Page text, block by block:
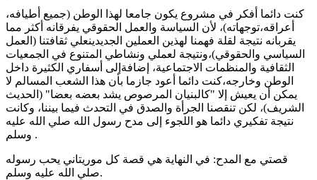
كنت دائما أفكر في مشروع يكون جامعا لهذا الوطن (جميع أطيافه،
أعراقه،توجهاته)، لأن السياسة والعمل الحقوقي يفرقانه أكثر مما
يقربانه نتيجة لقلة فهمنا لهذين العملين الجديدينعلي ثقافتنا (العمل
السياسي والحقوقي)،ونتيجة لعملي ونشاطي المتنوع في الجمعيات
الثقافية والمنظمات الاجتماعية، إضافةإلى أسفاري الكثيرة داخل
الوطن وخارجه،كنت دائما أعود جازما بأن هذا الشعب المسالم لا
يمكن أن يعيش إلا "كالبنيان المرصوص يشد بعضه بعضا" (الحديث
الشريف)، لكن تنقصنا الجرأة والصدق في التحدث فيما بيننا، وكانت
نتيجة تفكيري دائما هو اللجوء إلى مدح رسول الله صلي الله عليه
وسلم .
قصتي مع المدح: في النهاية هي قصة كل موريتاني يحب رسوله
صلي الله عليه وسلم.